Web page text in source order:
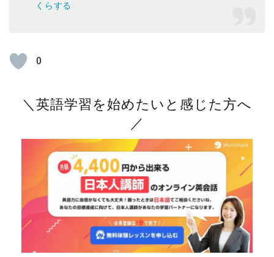
くらする
0
＼英語学習を始めたいと感じた方へ
／